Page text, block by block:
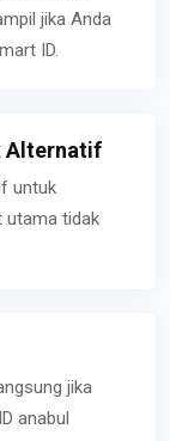
jika Anda
ID.
Alternatif
untuk
utama tidak
jika
anabul